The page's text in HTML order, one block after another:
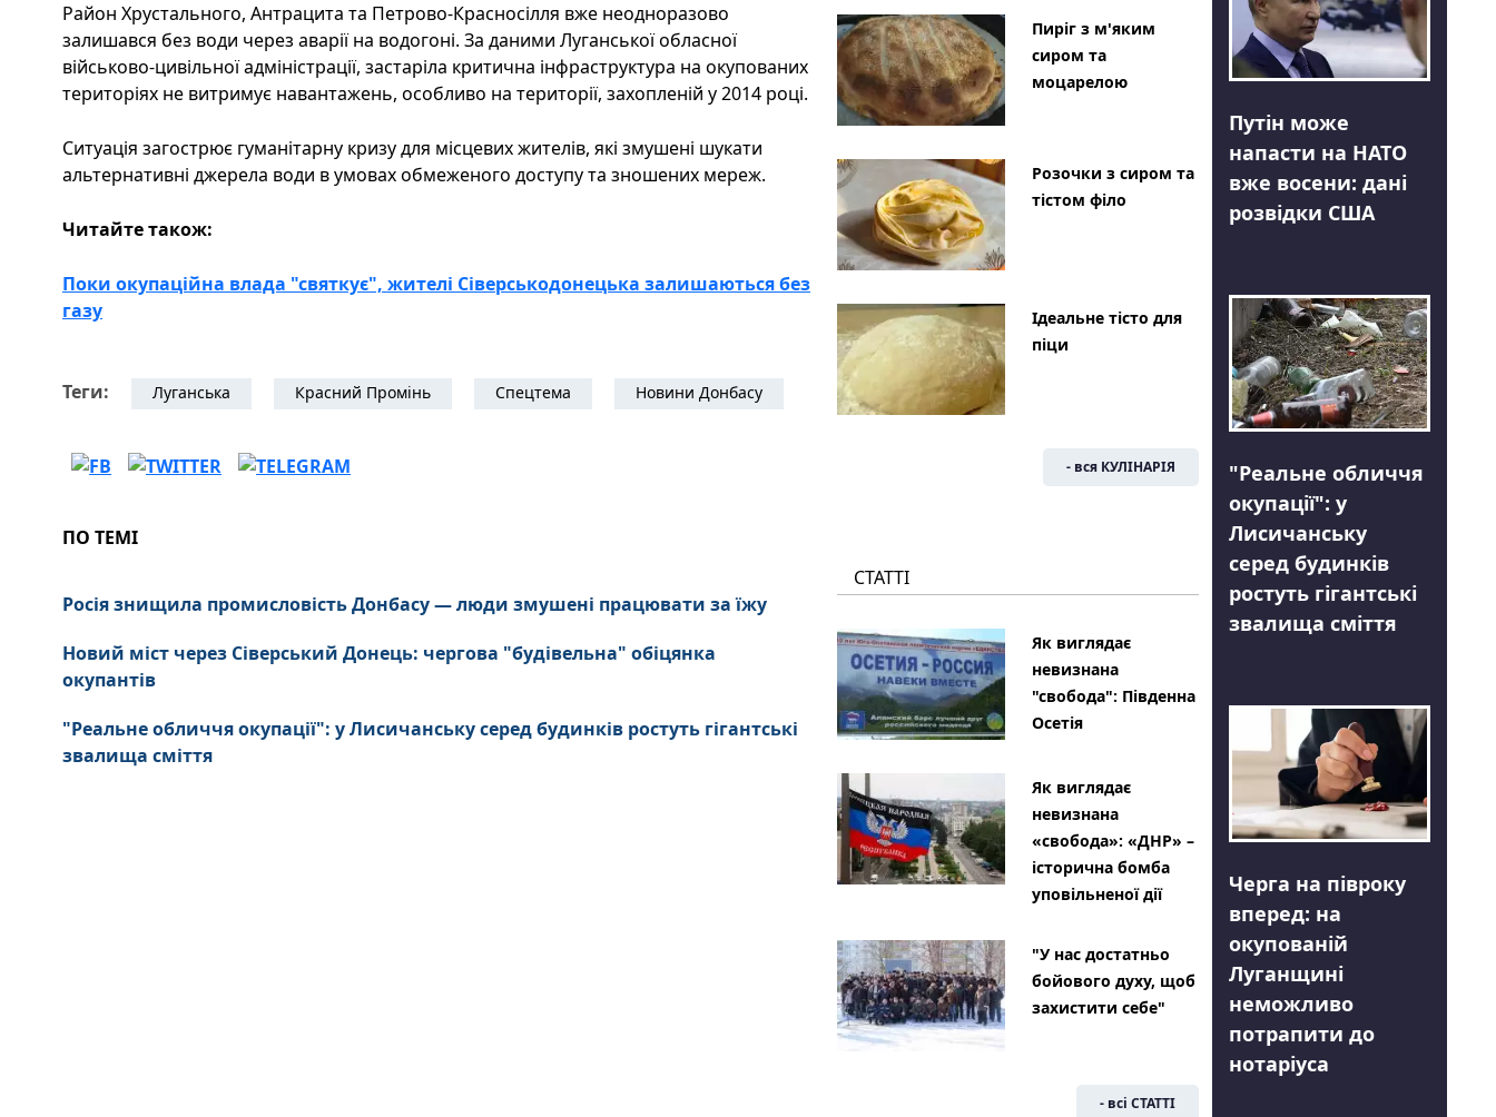
Район Хрустального, Антрацита та Петрово-Красносілля вже неодноразово
залишався без води через аварії на водогоні. За даними Луганської обласної
військово-цивільної адміністрації, застаріла критична інфраструктура на окупованих
територіях не витримує навантажень, особливо на території, захопленій у 2014 році.
Ситуація загострює гуманітарну кризу для місцевих жителів, які змушені шукати
альтернативні джерела води в умовах обмеженого доступу та зношених мереж.
Читайте також:
Поки окупаційна влада "святкує", жителі Сіверськодонецька залишаються без
газу
Теги: Луганська Красний Промінь Спецтема Новини Донбасу
ПО ТЕМІ
Росія знищила промисловість Донбасу — люди змушені працювати за їжу
Новий міст через Сіверський Донець: чергова "будівельна" обіцянка
окупантів
"Реальне обличчя окупації": у Лисичанську серед будинків ростуть гігантські
звалища сміття
Пиріг з м'яким
сиром та
моцарелою
Розочки з сиром та
тістом філо
Ідеальне тісто для
піци
- вся КУЛІНАРІЯ
СТАТТІ
Як виглядає
невизнана
"свобода": Південна
Осетія
Як виглядає
невизнана
«свобода»: «ДНР» –
історична бомба
уповільненої дії
"У нас достатньо
бойового духу, щоб
захистити себе"
- всі СТАТТІ
Путін може
напасти на НАТО
вже восени: дані
розвідки США
"Реальне обличчя
окупації": у
Лисичанську
серед будинків
ростуть гігантські
звалища сміття
Черга на півроку
вперед: на
окупованій
Луганщині
неможливо
потрапити до
нотаріуса